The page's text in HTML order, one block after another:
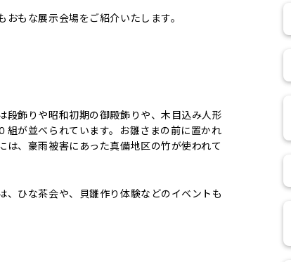
おもな展示会場をご紹介いたします。
段飾りや昭和初期の御殿飾りや、木目込み人形
組が並べられています。お雛さまの前に置かれ
は、豪雨被害にあった真備地区の竹が使われて
、ひな茶会や、貝雛作り体験などのイベントも